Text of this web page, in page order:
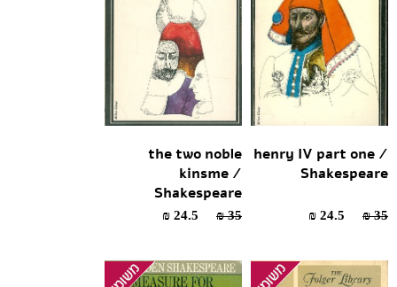
henry IV part one /
Shakespeare
35 ₪
the two noble
kinsme /
Shakespeare
35 ₪